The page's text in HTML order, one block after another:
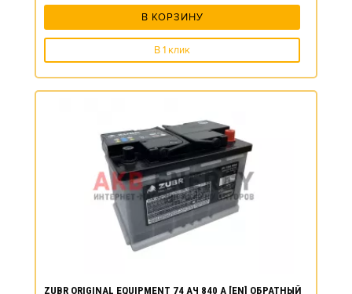
В КОРЗИНУ
В 1 клик
ZUBR ORIGINAL EQUIPMENT 74 АЧ 840 А [EN] ОБРАТНЫЙ